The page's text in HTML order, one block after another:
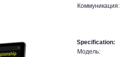
Коммуникация:
Specification:
Модель: